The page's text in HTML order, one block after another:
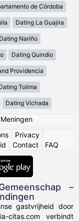
de Córdoba
Dating La Guajira
Dating Nariño
Dating Quindio
Providencia
Tolima
Dating Vichada
Meningen
Privacy
Contact FAQ
–
gastvrijheid door
citas.com verbindt